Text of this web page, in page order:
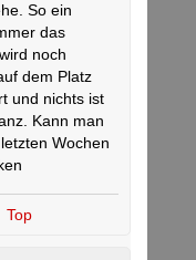
So ein
das
noch
dem Platz
und nichts ist
Kann man
Wochen
Top